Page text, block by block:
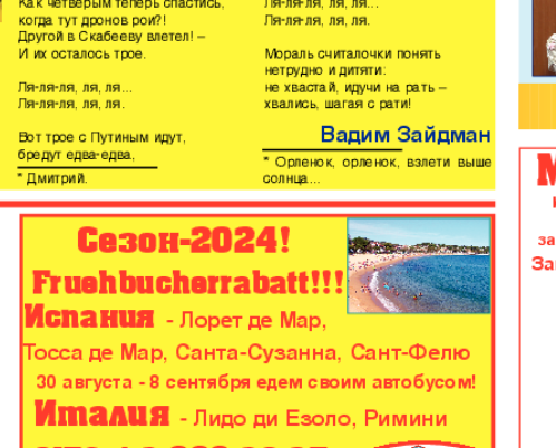
LDK по-русски Life in Франкфурт
Мюнхен-сити
My City Frankfurt
am Main
Нескучная газета Новая Wолна
Ost-West
Panorama
Отдыхай-Купи-
продай